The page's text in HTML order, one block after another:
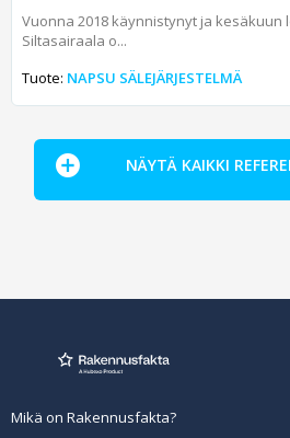
Vuonna 2018 käynnistynyt ja kesäkuun
Siltasairaala o...
Tuote: NAPSU SÄLEJÄRJESTELMÄ
NÄYTÄ KAIKKI
Mikä on Rakennusfakta?